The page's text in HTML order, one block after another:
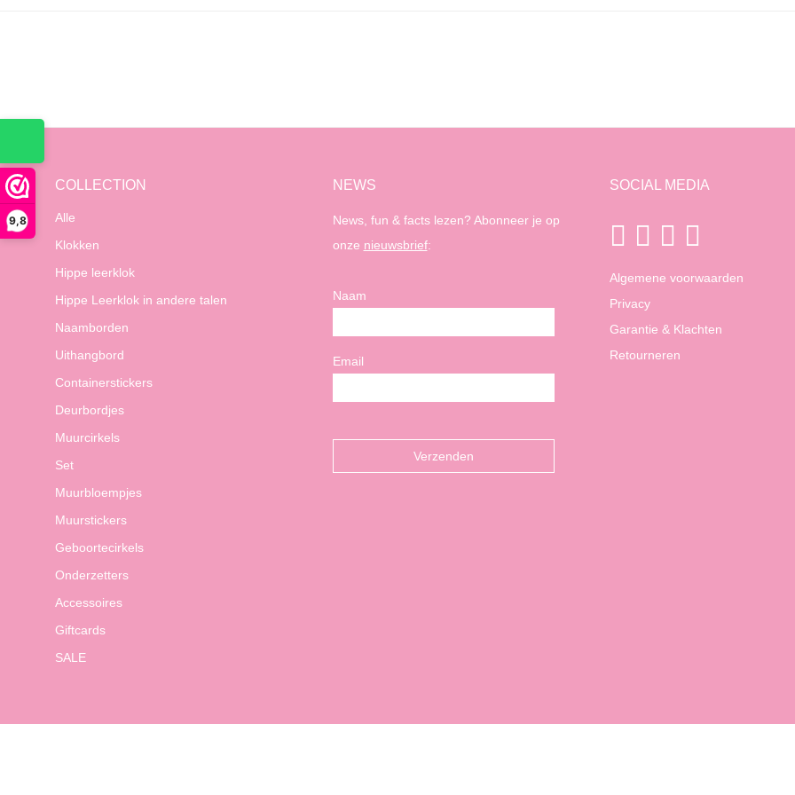
9,8
COLLECTION
Alle
Klokken
Hippe leerklok
Hippe Leerklok in andere talen
Naamborden
Uithangbord
Containerstickers
Deurbordjes
Muurcirkels
Set
Muurbloempjes
Muurstickers
Geboortecirkels
Onderzetters
Accessoires
Giftcards
SALE
NEWS
News, fun & facts lezen? Abonneer je op
onze nieuwsbrief:
Naam
Email
SOCIAL MEDIA
Algemene voorwaarden
Privacy
Garantie & Klachten
Retourneren